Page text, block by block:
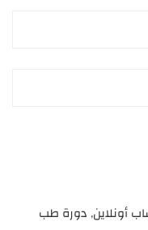
أونلاين,دورة طب